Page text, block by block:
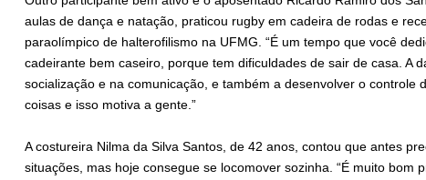
aulas de dança e natação, praticou rugby em cadeira de rodas e
paraolímpico de halterofilismo na UFMG. “É um tempo que você
cadeirante bem caseiro, porque tem dificuldades de sair de casa. A
socialização e na comunicação, e também a desenvolver o controle
coisas e isso motiva a gente.”
A costureira Nilma da Silva Santos, de 42 anos, contou que antes
situações, mas hoje consegue se locomover sozinha. “É muito bom